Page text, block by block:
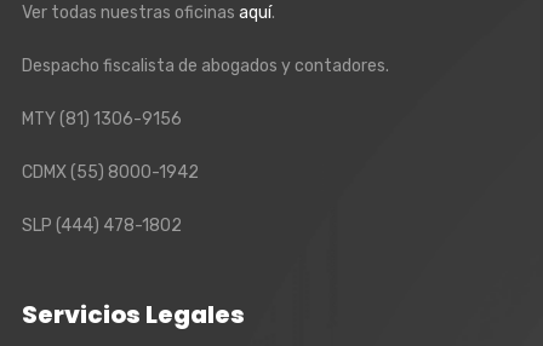
Ver todas nuestras oficinas aquí.
Despacho fiscalista de abogados y contadores.
MTY(81) 1306-9156
CDMX(55) 8000-1942
SLP (444) 478-1802
Servicios Legales